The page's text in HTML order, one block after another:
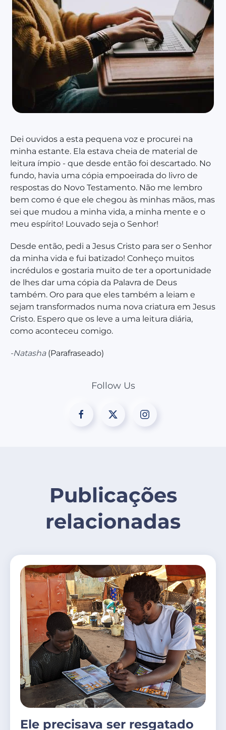
Dei ouvidos a esta pequena voz e procurei na
minha estante. Ela estava cheia de material de
leitura ímpio - que desde então foi descartado. No
fundo, havia uma cópia empoeirada do livro de
respostas do Novo Testamento. Não me lembro
bem como é que ele chegou às minhas mãos, mas
sei que mudou a minha vida, a minha mente e o
meu espírito! Louvado seja o Senhor!
Desde então, pedi a Jesus Cristo para ser o Senhor
da minha vida e fui batizado! Conheço muitos
incrédulos e gostaria muito de ter a oportunidade
de lhes dar uma cópia da Palavra de Deus
também. Oro para que eles também a leiam e
sejam transformados numa nova criatura em Jesus
Cristo. Espero que os leve a uma leitura diária,
como aconteceu comigo.
-Natasha(Parafraseado)
Follow Us
Publicações
relacionadas
Ele precisava ser resgatado